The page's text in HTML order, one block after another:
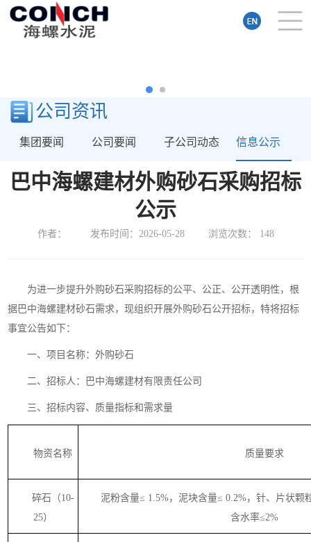
公司资讯
集团要闻 公司要闻 子公司动态 信息公示
巴中海螺建材外购砂石采购招标
公示
作者： 发布时间：2026-05-28 浏览次数： 148
为进一步提升外购砂石采购招标的公平、公正、 公开透明性，根
据巴中海螺建材砂石需求，现组织开展外购砂石公开招标，特将招标
事宜公告如下：
一、项目名称：外购砂石
二、招标人： 巴中海螺建材有限责任公司
三、招标内容、质量指标和需求量
物资名称 质量要求
碎石（10-
25）
泥粉含量≤ 1.5%，泥块含量≤ 0.2%，针、片状颗
含水率≤2%